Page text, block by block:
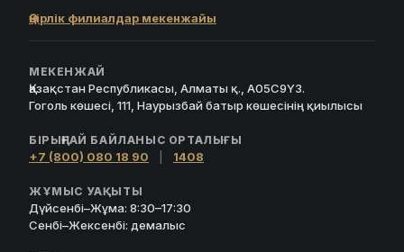
Өңірлік филиалдар мекенжайы
МЕКЕНЖАЙ
Қазақстан Республикасы, Алматы қ., A05C9Y3.
Гоголь көшесі, 111, Наурызбай батыр көшесінің қиылысы
БІРЫҢҒАЙ БАЙЛАНЫС ОРТАЛЫҒЫ
+7 (800) 080 18 90 1408
ЖҰМЫС УАҚЫТЫ
Дүйсенбі–Жұма: 8:30–17:30
Сенбі–Жексенбі: демалыс